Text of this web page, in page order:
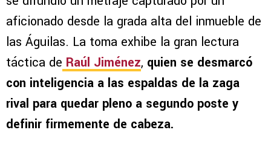
aficionado desde la grada alta del inmueble de
las Águilas. La toma exhibe la gran lectura
táctica de Raúl Jiménez, quien se desmarcó
con inteligencia a las espaldas de la zaga
rival para quedar pleno a segundo poste y
definir firmemente de cabeza.